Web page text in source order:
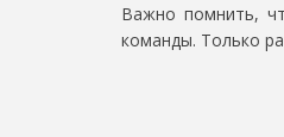
Важно помнить,
команды. Только